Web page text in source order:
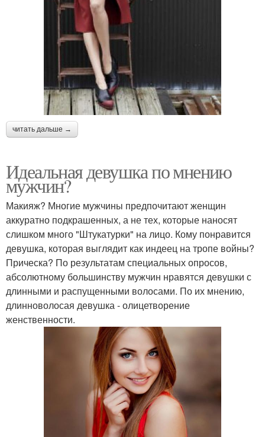
читать дальше →
Идеальная девушка по мнению
мужчин?
Макияж? Многие мужчины предпочитают женщин
аккуратно подкрашенных, а не тех, которые наносят
слишком много "Штукатурки" на лицо. Кому понравится
девушка, которая выглядит как индеец на тропе войны?
Прическа? По результатам специальных опросов,
абсолютному большинству мужчин нравятся девушки с
длинными и распущенными волосами. По их мнению,
длинноволосая девушка - олицетворение
женственности.